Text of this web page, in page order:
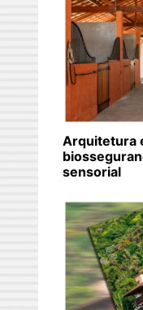
Arquitetura
sensorial